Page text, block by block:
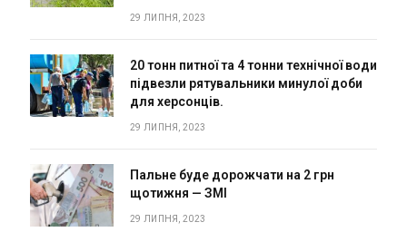
29 ЛИПНЯ, 2023
20 тонн питної та 4 тонни технічної води
підвезли рятувальники минулої доби
для херсонців.
29 ЛИПНЯ, 2023
Пальне буде дорожчати на 2 грн
щотижня — ЗМІ
29 ЛИПНЯ, 2023